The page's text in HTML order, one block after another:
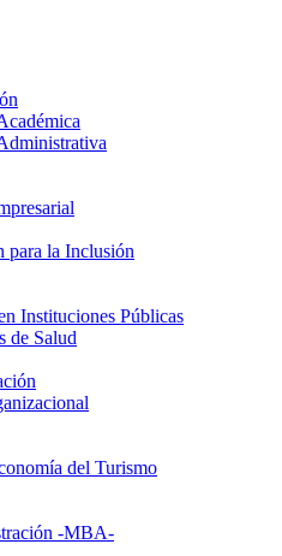
para la Inclusión
Instituciones Públicas
de Salud
del Turismo
-MBA-